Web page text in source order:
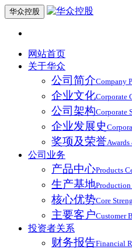
华众控股
网站首页
关于华众
公司简介Company
企业文化Corporate
公司架构Corporate
企业发展史
奖项及荣誉
公司业务
产品中心Products
生产基地Production
核心优势Core
主要客户Customer
投资者关系
财务报告Financial